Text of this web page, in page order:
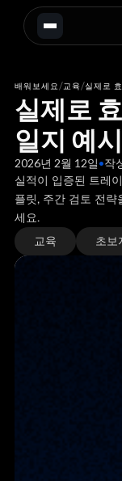
배워보세요/교육/실제로
실제로
일지 예
2026년 2월 12일•작
실적이 입증된 트레
플릿, 주간 검토 전
세요.
교육 초보